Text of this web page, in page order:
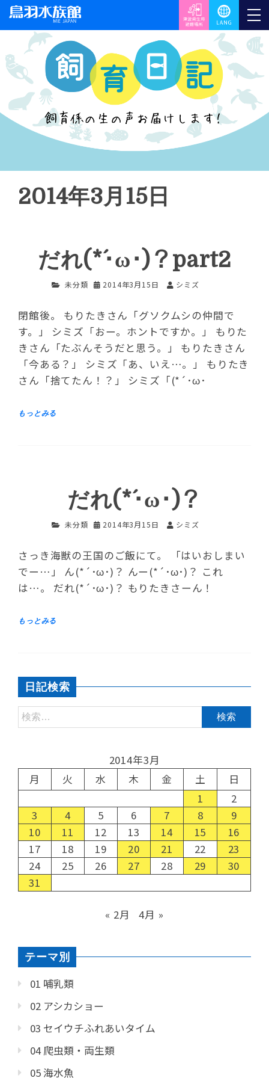
2014年3月15日
だれ(*´･ω･)？part2
未分類 2014年3月15日 シミズ
閉館後。 もりたきさん「グソクムシの仲間で
す。」 シミズ「おー。ホントですか。」 もりた
きさん「たぶんそうだと思う。」 もりたきさん
「今ある？」 シミズ「あ、いえ…。」 もりたき
さん「捨てたん！？」 シミズ「(*´･ω･
だれ(*´･ω･)？
未分類 2014年3月15日 シミズ
さっき海獣の王国のご飯にて。 「はいおしまい
でー…」 ん(*´･ω･)？ んー(*´･ω･)？ これ
は…。 だれ(*´･ω･)？ もりたきさーん！
日記検索
2014年3月
月
火 水 木 金 土
日
1
2
3
4 5 6 7 8
9
10
11 12 13 14 15
16
17
18 19 20 21 22
23
24
25 26 27 28 29
30
31
« 2月 4月 »
テーマ別
01 哺乳類
02 アシカショー
03 セイウチふれあいタイム
04 爬虫類・両生類
05 海水魚